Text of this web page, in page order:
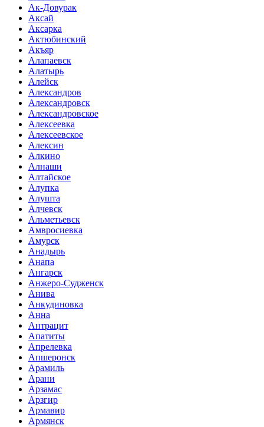
Ак-Довурак
Аксай
Аксарка
Актюбинский
Акъяр
Алапаевск
Алатырь
Алейск
Александров
Александровск
Александровское
Алексеевка
Алексеевское
Алексин
Алкино
Алнаши
Алтайское
Алупка
Алушта
Алчевск
Альметьевск
Амвросиевка
Амурск
Анадырь
Анапа
Ангарск
Анжеро-Судженск
Анива
Анкудиновка
Анна
Антрацит
Апатиты
Апрелевка
Апшеронск
Арамиль
Арани
Арзамас
Арзгир
Армавир
Армянск